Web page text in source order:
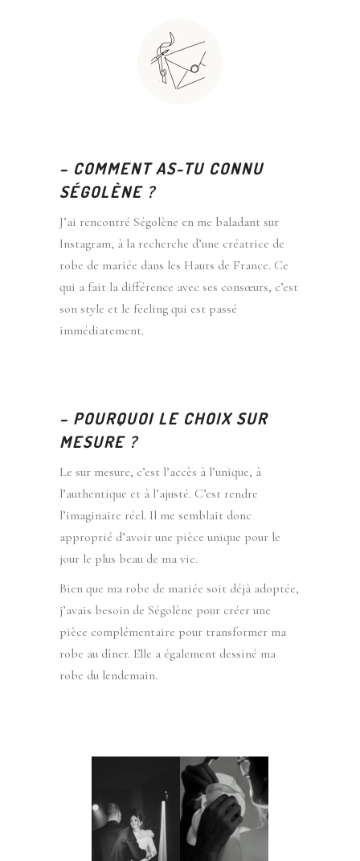
– COMMENT AS-TU CONNU
SÉGOLÈNE ?
J’ai rencontré Ségolène en me baladant sur
Instagram, à la recherche d’une créatrice de
robe de mariée dans les Hauts de France. Ce
qui a fait la différence avec ses consœurs, c’est
son style et le feeling qui est passé
immédiatement.
– POURQUOI LE CHOIX SUR
MESURE ?
Le sur mesure, c’est l’accès à l’unique, à
l’authentique et à l’ajusté. C’est rendre
l’imaginaire réel. Il me semblait donc
approprié d’avoir une pièce unique pour le
jour le plus beau de ma vie.
Bien que ma robe de mariée soit déjà adoptée,
j’avais besoin de Ségolène pour créer une
pièce complémentaire pour transformer ma
robe au dîner. Elle a également dessiné ma
robe du lendemain.